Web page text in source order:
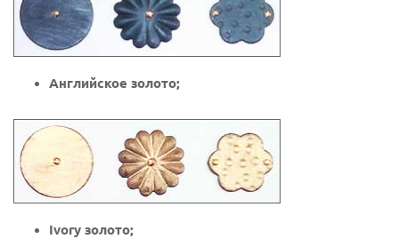
Английское золото;
Ivory золото;